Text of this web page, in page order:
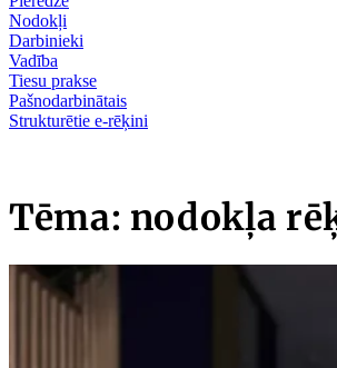
Nodokļi
Darbinieki
Vadība
Tiesu prakse
Pašnodarbinātais
Strukturētie e-rēķini
Tēma: nodokļa